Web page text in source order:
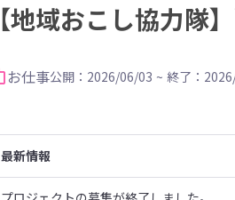
【地域おこし協力隊
お仕事公開：2026/06/03 ~ 終了：
最新情報